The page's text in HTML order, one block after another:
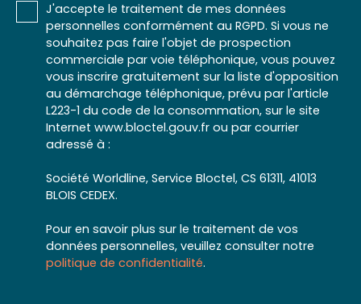
J'accepte le traitement de mes données
personnelles conformément au RGPD. Si vous ne
souhaitez pas faire l'objet de prospection
commerciale par voie téléphonique, vous pouvez
vous inscrire gratuitement sur la liste d'opposition
au démarchage téléphonique, prévu par l'article
L223-1 du code de la consommation, sur le site
Internet www.bloctel.gouv.fr ou par courrier
adressé à :
Société Worldline, Service Bloctel, CS 61311, 41013
BLOIS CEDEX.
Pour en savoir plus sur le traitement de vos
données personnelles, veuillez consulter notre
politique de confidentialité.